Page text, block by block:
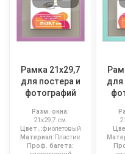
Рамка 21x29,7
для постера и
фотографий
Разм. окна:
21x29,7 см.
Цвет..:фиолетовый
Материал: Пластик
Проф. багета:
для